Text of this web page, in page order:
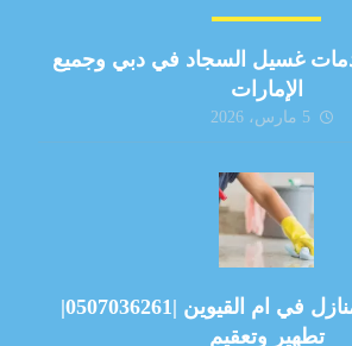
غسيل السجاد في دبي وجميع
الإمارات
5 مارس، 2026
شركة تعقيم منازل في ام القيوين |0507036261|
تطهير وتعقيم